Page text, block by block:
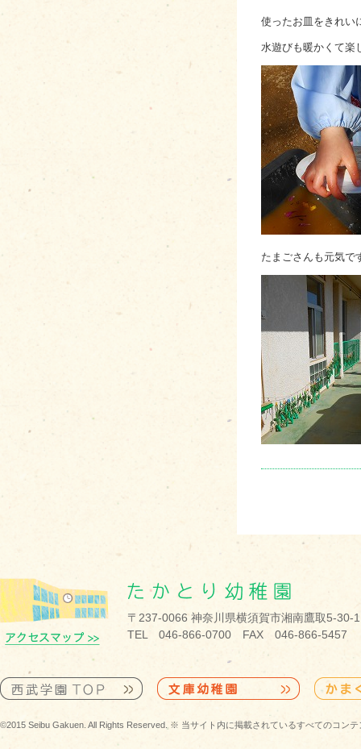
使ったお皿をきれい
水遊びも暖かくて楽
たまごさんも元気で
〒237-0066 神奈川県横須賀市湘南鷹取5-30-1
TEL 046-866-0700 FAX 046-866-5457
©2015 Seibu Gakuen. All Rights Reserved. ※ 当サイト内に掲載されているすべてのコン